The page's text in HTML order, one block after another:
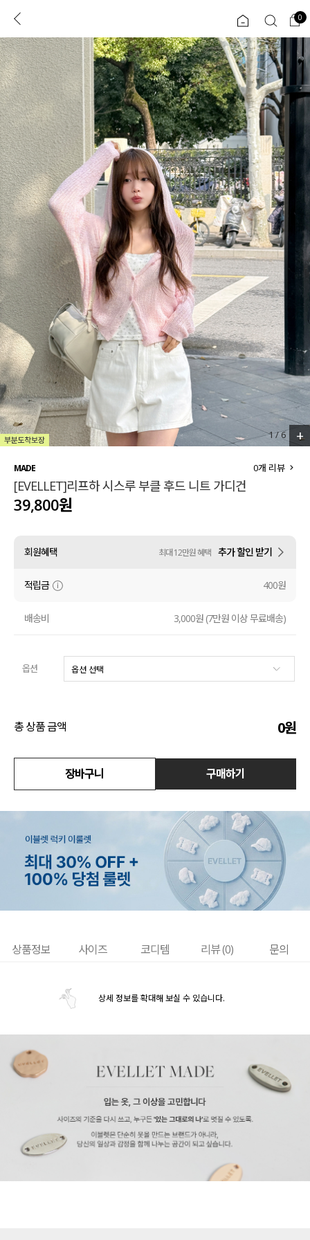
로그인 0
ENG
TW
JP
콘텐츠 리뷰 & 혜택 플러스핏 회원혜택
CATEGORY COMMUNITY
도착보장⚡
인플루언서 pick!
신상 5%
베스트
MADE
세트할인 ~30%
하객룩
살안타템
110사이즈
티셔츠
셔츠
원피스
니트
ALL
익스클루시브
아우터
티셔츠
니트
블라우스
원피스
스커트
언더웨어
0
2 /6 +
MADE
[EVELLET]리프하 시스루 부클 후드 니트 가디건
0개 리뷰
39,800원
회원혜택 최대 12만원 혜택 추가 할인 받기
적립금 400원
배송비 3,000원 (7만원 이상 무료배송)
옵션
총 상품 금액 0원
장바구니 구매하기
상품정보 사이즈 코디템 리뷰 (0) 문의
상세 정보를 확대해 보실 수 있습니다.